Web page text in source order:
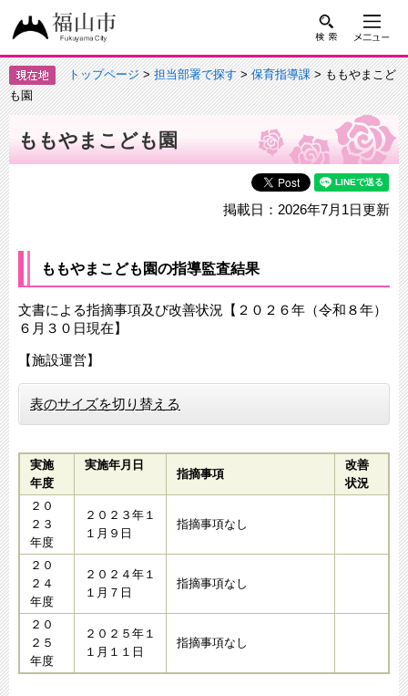
トップページ>担当部署で探す>保育指導課> ももやまこど
も園
ももやまこども園
掲載日：2026年7月1日更新
ももやまこども園の指導監査結果
文書による指摘事項及び改善状況【２０２６年（令和８年）
６月３０日現在】
【施設運営】
表のサイズを切り替える
実施
年度
実施年月日
指摘事項
改善
状況
２０
２３
年度
２０２３年１
１月９日
指摘事項なし
２０
２４
年度
２０２４年１
１月７日
指摘事項なし
２０
２５
年度
２０２５年１
１月１１日
指摘事項なし